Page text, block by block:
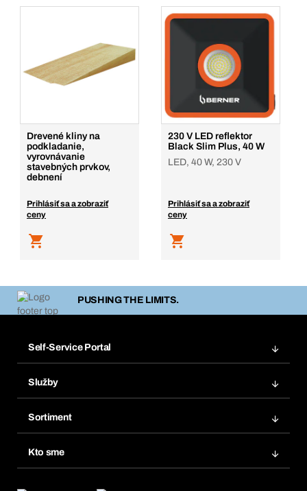
Drevené kliny na
podkladanie,
vyrovnávanie
stavebných prvkov,
debnení
Prihlásiť sa a zobraziť
ceny
230 V LED reflektor
Black Slim Plus, 40 W
LED, 40 W, 230 V
Prihlásiť sa a zobraziť
ceny
PUSHING THE LIMITS.
Self-Service Portal
Obľúbené
Opakované objednávky
Predplatné
Služby
Chemická databáza
eProcurement
Sortiment
Kto sme